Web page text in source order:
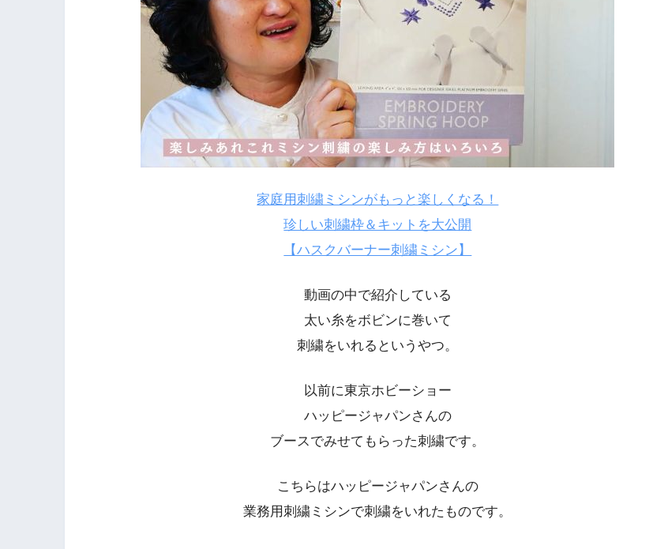
家庭用刺繍ミシンがもっと楽しくなる！
珍しい刺繍枠＆キットを大公開
【ハスクバーナー刺繍ミシン】
動画の中で紹介している
太い糸をボビンに巻いて
刺繍をいれるというやつ。
以前に東京ホビーショー
ハッピージャパンさんの
ブースでみせてもらった刺繍です。
こちらはハッピージャパンさんの
業務用刺繍ミシンで刺繍をいれたものです。